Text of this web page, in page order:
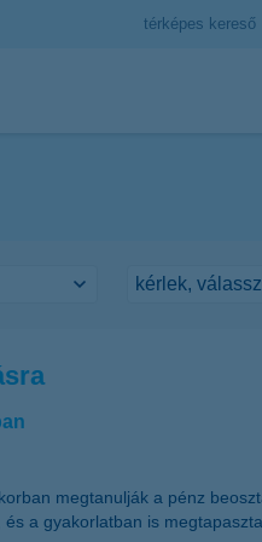
térképes kereső
megtanulják a pénz
a gyakorlatban is